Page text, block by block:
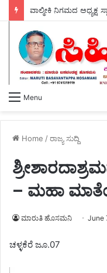
ವಾಲ್ಮೀಕಿ ನಿಗಮದ ಅಧ್ಯಕ್ಷ
Menu
Home /ರಾಜ್ಯ ಸುದ್ದಿ
– ಮಹಾ
ಮಾರುತಿ ಹೊಸಮನಿ June
ಚಳ್ಳಕೆರೆ ಜೂ.07